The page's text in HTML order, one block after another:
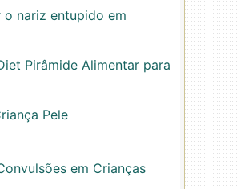
o nariz entupido em
Pirâmide Alimentar para
Pele
em Crianças